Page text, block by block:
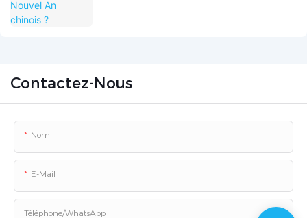
Contactez-Nous
Nom
E-Mail
Téléphone/WhatsApp